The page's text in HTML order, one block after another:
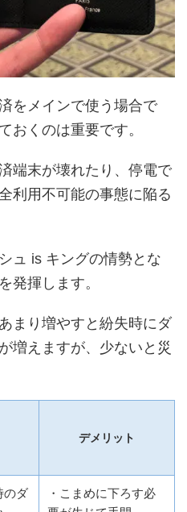
をメインで使う場合で
おくのは重要です。
端末が壊れたり、停電で
利用不可能の事態に陥る
ュ is キングの情勢とな
発揮します。
まり増やすと紛失時にダ
増えますが、少ないと災
デメリット
のダ
・こまめに下ろす必